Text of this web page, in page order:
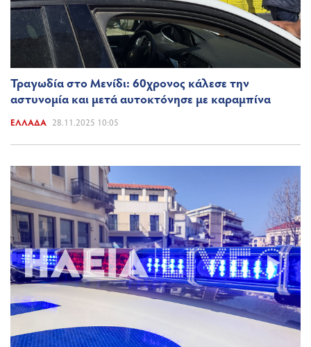
Τραγωδία στο Μενίδι: 60χρονος κάλεσε την
αστυνομία και μετά αυτοκτόνησε με καραμπίνα
ΕΛΛΆΔΑ 28.11.2025 10:05